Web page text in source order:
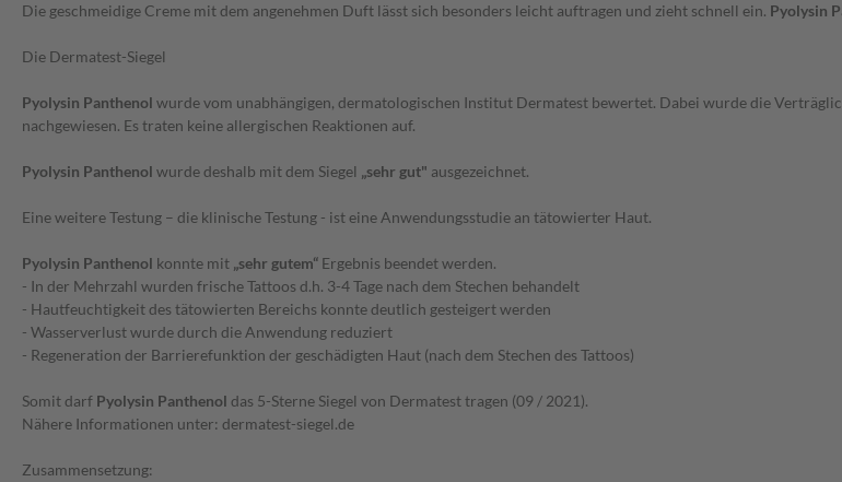
Die geschmeidige Creme mit dem angenehmen Duft lässt sich besonders leicht auftragen und zieht schnell ein. Pyolysin
Die Dermatest-Siegel
Pyolysin Panthenol wurde vom unabhängigen, dermatologischen Institut Dermatest bewertet. Dabei wurde die
nachgewiesen. Es traten keine allergischen Reaktionen auf.
Pyolysin Panthenol wurde deshalb mit dem Siegel „sehr gut" ausgezeichnet.
Eine weitere Testung – die klinische Testung - ist eine Anwendungsstudie an tätowierter Haut.
Pyolysin Panthenol konnte mit „sehr gutem“ Ergebnis beendet werden.
- In der Mehrzahl wurden frische Tattoos d.h. 3-4 Tage nach dem Stechen behandelt
- Hautfeuchtigkeit des tätowierten Bereichs konnte deutlich gesteigert werden
- Wasserverlust wurde durch die Anwendung reduziert
- Regeneration der Barrierefunktion der geschädigten Haut (nach dem Stechen des Tattoos)
Somit darf Pyolysin Panthenol das 5-Sterne Siegel von Dermatest tragen (09 / 2021).
Nähere Informationen unter: dermatest-siegel.de
Zusammensetzung: